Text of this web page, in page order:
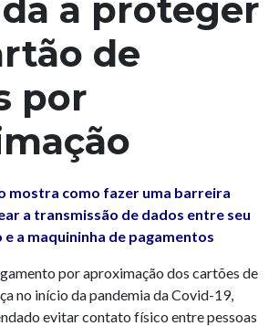
a proteger
de
por
mostra como fazer uma barreira
a transmissão de dados entre seu
a maquininha de pagamentos
por aproximação dos cartões de
no início da pandemia da Covid-19,
evitar contato físico entre pessoas